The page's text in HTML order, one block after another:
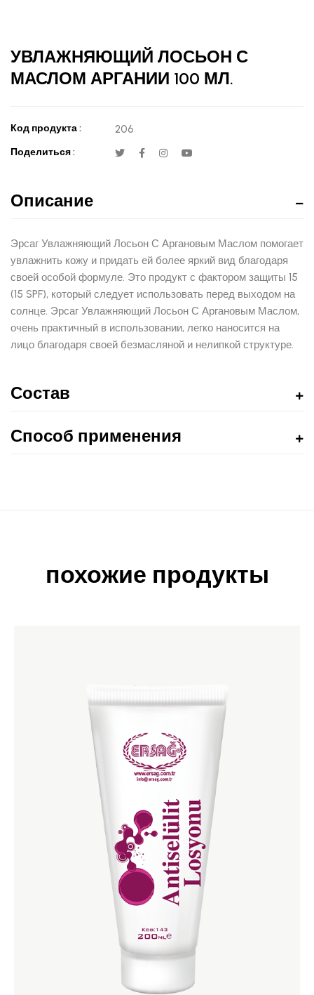
УВЛАЖНЯЮЩИЙ ЛОСЬОН С
МАСЛОМ АРГАНИИ 100 МЛ.
Код продукта : 206
Поделиться :
Описание
Эрсаг Увлажняющий Лосьон С Аргановым Маслом помогает
увлажнить кожу и придать ей более яркий вид благодаря
своей особой формуле. Это продукт с фактором защиты 15
(15 SPF), который следует использовать перед выходом на
солнце. Эрсаг Увлажняющий Лосьон С Аргановым Маслом,
очень практичный в использовании, легко наносится на
лицо благодаря своей безмасляной и нелипкой структуре.
Состав
Способ применения
похожие продукты